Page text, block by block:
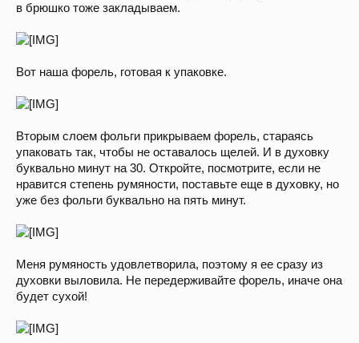
в брюшко тоже закладываем.
Вот наша форель, готовая к упаковке.
Вторым слоем фольги прикрываем форель, стараясь
упаковать так, чтобы не оставалось щелей. И в духовку
буквально минут на 30. Откройте, посмотрите, если не
нравится степень румяности, поставьте еще в духовку, но
уже без фольги буквально на пять минут.
Меня румяность удовлетворила, поэтому я ее сразу из
духовки выловила. Не передерживайте форель, иначе она
будет сухой!